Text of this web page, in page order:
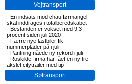
Vejtransport
- En indsats mod chaufførmangel
skal inddrages i totalberedskabet
- Bestanden er vokset med 9,3
procent siden juli 2020
- Færre nye lastbiler fik
nummerplader på i juli
- Pantning nåede ny rekord i juli
- Roskilde-firma har fået en ny tre-
akslet citytrailer med tip
Søtransport